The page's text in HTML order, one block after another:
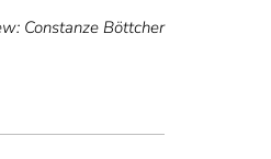
Constanze Böttcher